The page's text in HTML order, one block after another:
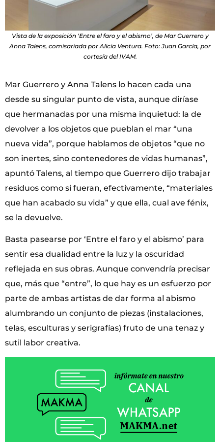
Vista de la exposición ‘Entre el faro y el abismo’, de Mar Guerrero y
Anna Talens, comisariada por Alicia Ventura. Foto: Juan García, por
cortesía del IVAM.
Mar Guerrero y Anna Talens lo hacen cada una
desde su singular punto de vista, aunque diríase
que hermanadas por una misma inquietud: la de
devolver a los objetos que pueblan el mar “una
nueva vida”, porque hablamos de objetos “que no
son inertes, sino contenedores de vidas humanas”,
apuntó Talens, al tiempo que Guerrero dijo trabajar
residuos como si fueran, efectivamente, “materiales
que han acabado su vida” y que ella, cual ave fénix,
se la devuelve.
Basta pasearse por ‘Entre el faro y el abismo’ para
sentir esa dualidad entre la luz y la oscuridad
reflejada en sus obras. Aunque convendría precisar
que, más que “entre”, lo que hay es un esfuerzo por
parte de ambas artistas de dar forma al abismo
alumbrando un conjunto de piezas (instalaciones,
telas, esculturas y serigrafías) fruto de una tenaz y
sutil labor creativa.